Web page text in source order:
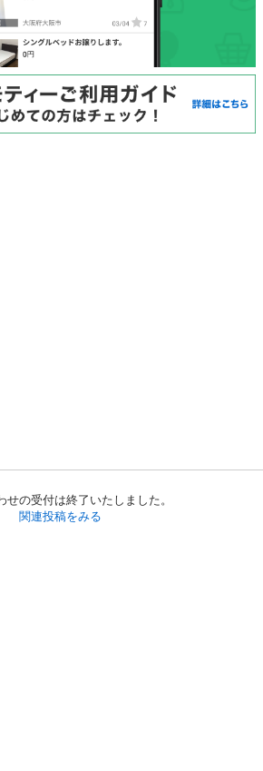
せの受付は終了いたしました。
関連投稿をみる